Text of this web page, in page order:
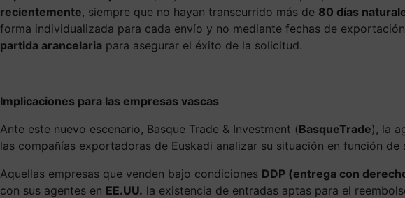
recientemente, siempre que no hayan transcurrido más de 80 días
forma individualizada para cada envío y no mediante fechas de
partida arancelaria para asegurar el éxito de la solicitud.
Implicaciones para las empresas vascas
Ante este nuevo escenario, Basque Trade & Investment (BasqueTrade), la
las compañías exportadoras de Euskadi analizar su situación en función de
Aquellas empresas que venden bajo condiciones DDP (entrega con
con sus agentes en EE.UU. la existencia de entradas aptas para el